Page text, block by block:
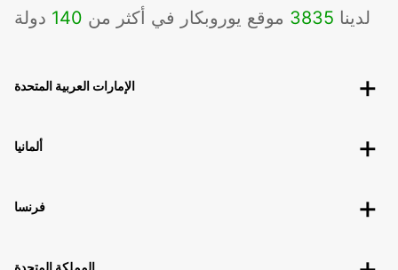
لدينا 3835 موقع يوروبكار في أكثر من 140 دولة
الإمارات العربية المتحدة
ألمانيا
فرنسا